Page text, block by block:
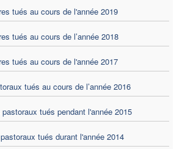
tués au cours de l'année 2019
tués au cours de l’année 2018
tués au cours de l'année 2017
tués au cours de l’année 2016
tués pendant l'année 2015
tués durant l'année 2014